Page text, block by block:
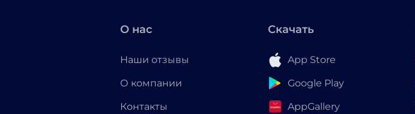
О нас
Наши отзывы
О компании
Контакты
Скачать
App Store
Google Play
AppGallery